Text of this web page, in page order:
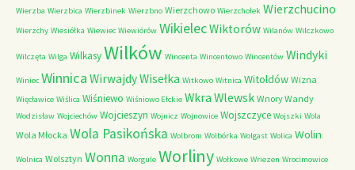
Wierzba Wierzbica Wierzbinek Wierzbno Wierzchowo Wierzchołek Wierzchucino
Wierzchy Wiesiółka Wiewiec Wiewiórów WikielecWiktorów Wilanów Wilczkowo
Wilczęta Wilga WilkasyWilków Wincenta Wincentowo Wincentów Windyki
Winiec Winnica WirwajdyWisełka Witkowo Witnica Witoldów Wizna
Więcławice Wiślica Wiśniewo Wiśniowo Ełckie Wkra Wlewsk Wnory Wandy
Wodzisław Wojciechów Wojcieszyn Wojnicz Wojnowice Wojszczyce Wojszki Wola
Wola Młocka Wola Pasikońska Wolbrom Wolbórka Wolgast Wolica Wolin
Wolnica Wolsztyn Wonna Worgule Worliny Wołkowe Wriezen Wrocimowice